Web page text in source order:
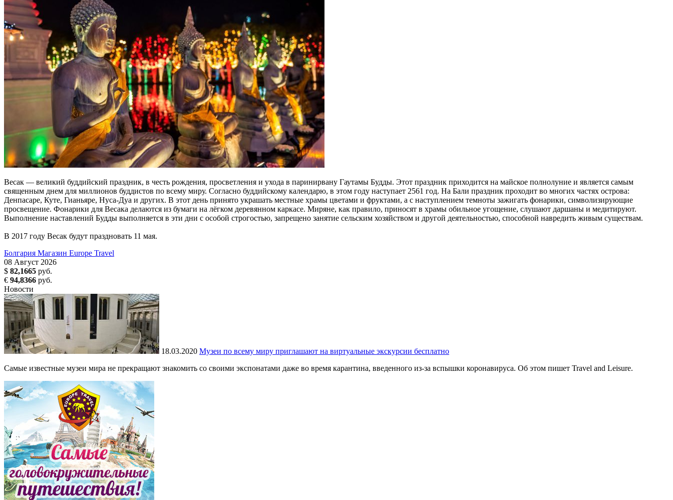
Весак — великий буддийский праздник, в честь рождения, просветления и ухода в паринирвану Гаутамы Будды. Этот праздник приходится на майское полнолуние и является самым
священным днем для миллионов буддистов по всему миру. Согласно буддийскому календарю, в этом году наступает 2561 год. На Бали праздник проходит во многих частях острова:
Денпасаре, Куте, Гианьяре, Нуса-Дуа и других. В этот день принято украшать местные храмы цветами и фруктами, а с наступлением темноты зажигать фонарики, символизирующие
просвещение. Фонарики для Весака делаются из бумаги на лёгком деревянном каркасе. Миряне, как правило, приносят в храмы обильное угощение, слушают даршаны и медитируют.
Выполнение наставлений Будды выполняется в эти дни с особой строгостью, запрещено занятие сельским хозяйством и другой деятельностью, способной навредить живым существам.
В 2017 году Весак будут праздновать 11 мая.
Болгария Магазин Europe Travel
08 Август 2026
$ 82,1665 руб.
€ 94,8366 руб.
Новости
18.03.2020 Музеи по всему миру приглашают на виртуальные экскурсии бесплатно
Самые известные музеи мира не прекращают знакомить со своими экспонатами даже во время карантина, введенного из-за вспышки коронавируса. Об этом пишет Travel and Leisure.